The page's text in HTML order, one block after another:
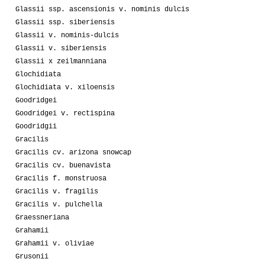
Glassii ssp. ascensionis v. nominis dulcis
Glassii ssp. siberiensis
Glassii v. nominis-dulcis
Glassii v. siberiensis
Glassii x zeilmanniana
Glochidiata
Glochidiata v. xiloensis
Goodridgei
Goodridgei v. rectispina
Goodridgii
Gracilis
Gracilis cv. arizona snowcap
Gracilis cv. buenavista
Gracilis f. monstruosa
Gracilis v. fragilis
Gracilis v. pulchella
Graessneriana
Grahamii
Grahamii v. oliviae
Grusonii